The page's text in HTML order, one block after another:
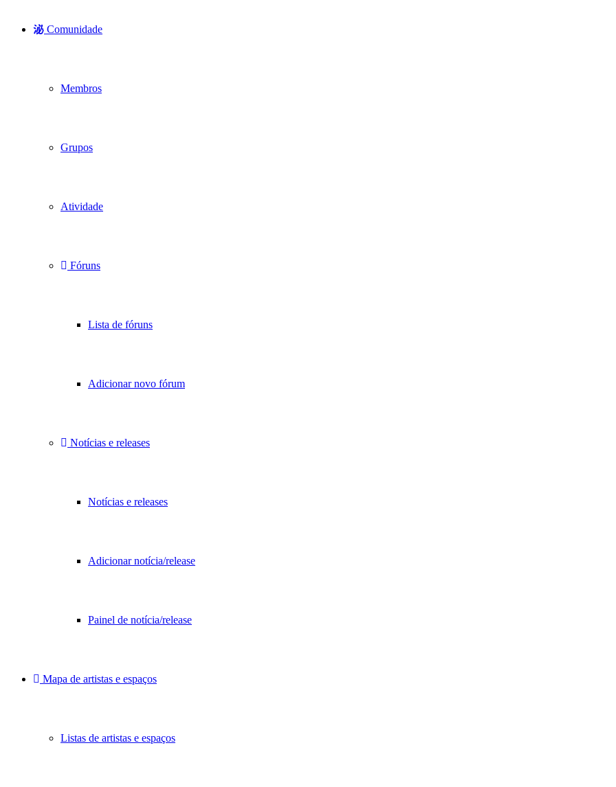
Comunidade
Membros
Grupos
Atividade
Fóruns
Lista de fóruns
Adicionar novo fórum
Notícias e releases
Notícias e releases
Adicionar notícia/release
Painel de notícia/release
Mapa de artistas e espaços
Listas de artistas e espaços